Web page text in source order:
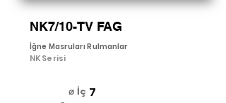
NK7/10-TV FAG
İğne Masruları Rulmanlar
NK Serisi
⌀ İç 7